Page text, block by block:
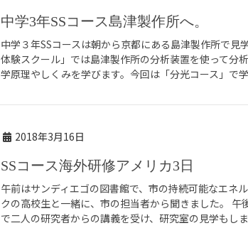
中学3年SSコース島津製作所へ。
中学３年SSコースは朝から京都にある島津製作所で見
体験スクール」では島津製作所の分析装置を使って分
学原理やしくみを学びます。今回は「分光コース」で
2018年3月16日
SSコース海外研修アメリカ3日
午前はサンディエゴの図書館で、市の持続可能なエネ
クの高校生と一緒に、市の担当者から聞きました。
で二人の研究者からの講義を受け、研究室の見学もし